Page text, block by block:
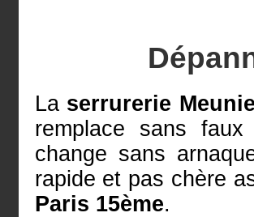
La serrurerie
remplace sans
change sans
rapide et pas chère
Paris 15ème.